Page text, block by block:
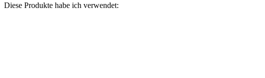
Diese Produkte habe ich verwendet: